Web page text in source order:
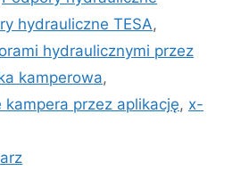
hydrauliczne TESA,
hydraulicznymi przez
kamperowa,
przez aplikację, x-